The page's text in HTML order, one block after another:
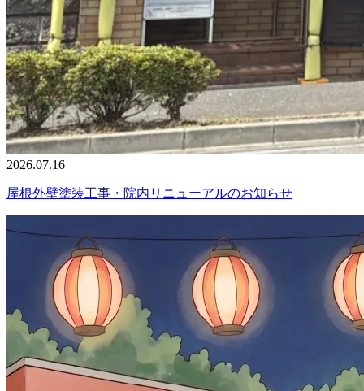
2026.07.16
屋根外壁塗装工事・院内リニューアルのお知らせ